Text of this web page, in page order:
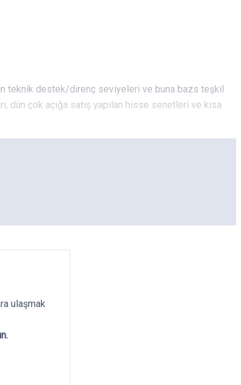
teknik destek/direnç seviyeleri ve buna bazs teşkil
çok açığa satış yapılan hisse senetleri ve kısa
ulaşmak